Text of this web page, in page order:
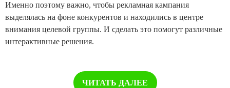
Именно поэтому важно, чтобы рекламная кампания
выделялась на фоне конкурентов и находились в центре
внимания целевой группы. И сделать это помогут различные
интерактивные решения.
ЧИТАТЬ ДАЛЕЕ